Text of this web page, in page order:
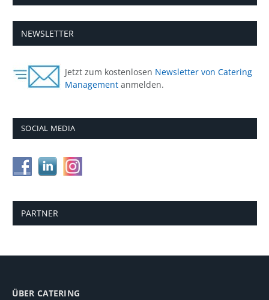
NEWSLETTER
Jetzt zum kostenlosen Newsletter von Catering
Management anmelden.
SOCIAL MEDIA
PARTNER
ÜBER CATERING